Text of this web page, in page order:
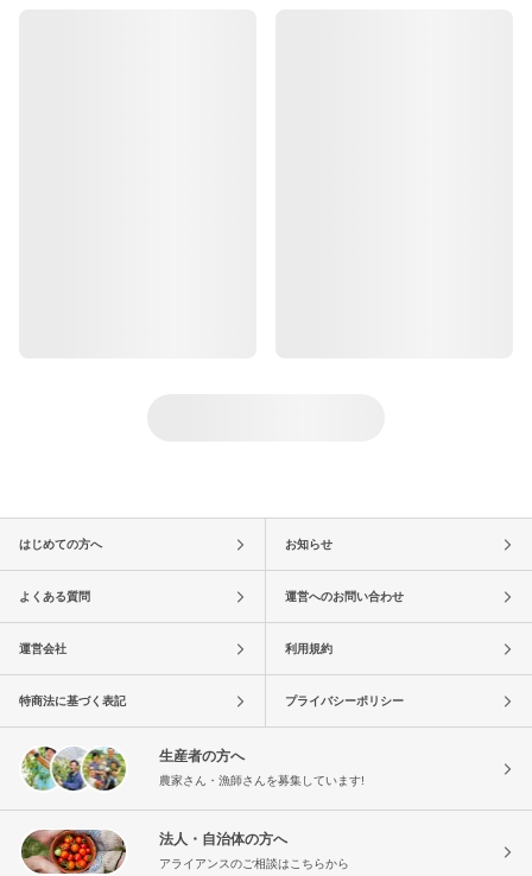
はじめての方へ お知らせ
よくある質問 運営へのお問い合わせ
運営会社 利用規約
特商法に基づく表記 プライバシーポリシー
生産者の方へ
農家さん・漁師さんを募集しています!
法人・自治体の方へ
アライアンスのご相談はこちらから